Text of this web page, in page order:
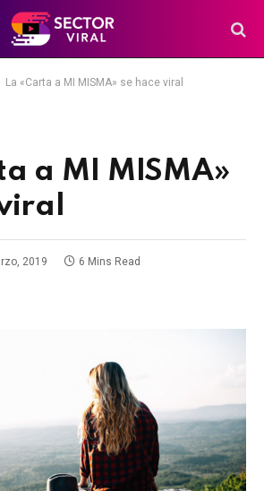
La «Carta a MI MISMA» se hace viral
a MI MISMA»
2019 6 Mins Read